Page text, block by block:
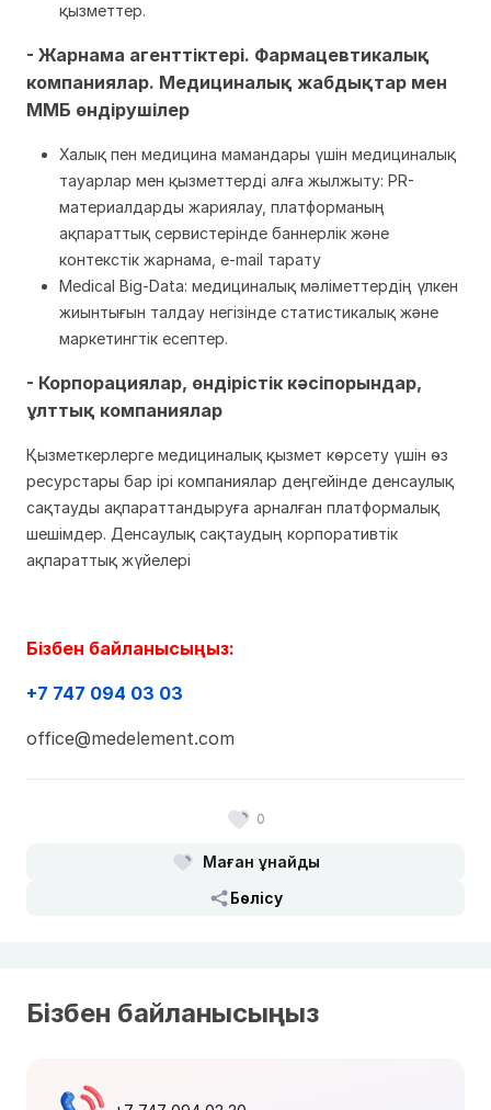
қызметтер.
- Жарнама агенттіктері. Фармацевтикалық
компаниялар. Медициналық жабдықтар мен
ММБ өндірушілер
Халық пен медицина мамандары үшін медициналық
тауарлар мен қызметтерді алға жылжыту: PR-
материалдарды жариялау, платформаның
ақпараттық сервистерінде баннерлік және
контекстік жарнама, e-mail тарату
Medical Big-Data: медициналық мәліметтердің үлкен
жиынтығын талдау негізінде статистикалық және
маркетингтік есептер.
- Корпорациялар, өндірістік кәсіпорындар,
ұлттық компаниялар
Қызметкерлерге медициналық қызмет көрсету үшін өз
ресурстары бар ірі компаниялар деңгейінде денсаулық
сақтауды ақпараттандыруға арналған платформалық
шешімдер. Денсаулық сақтаудың корпоративтік
ақпараттық жүйелері
Бізбен байланысыңыз:
+7 747 094 03 03
office@medelement.com
0
Маған ұнайды
Бөлісу
Бізбен байланысыңыз